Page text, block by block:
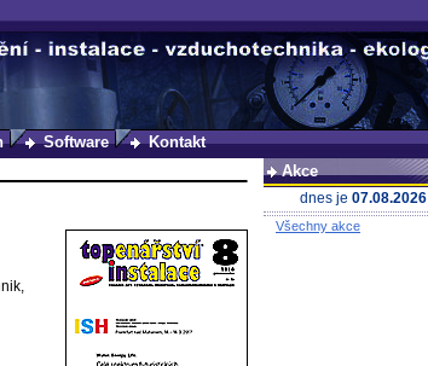
Software
Kontakt
Akce
dnes je 07.08.2026
Všechny akce